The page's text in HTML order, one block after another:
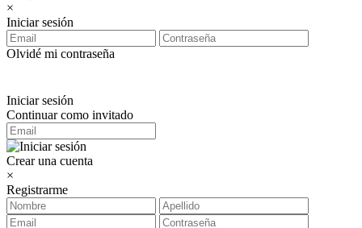
×
Iniciar sesión
Olvidé mi contraseña
Iniciar sesión
Continuar como invitado
Crear una cuenta
×
Registrarme